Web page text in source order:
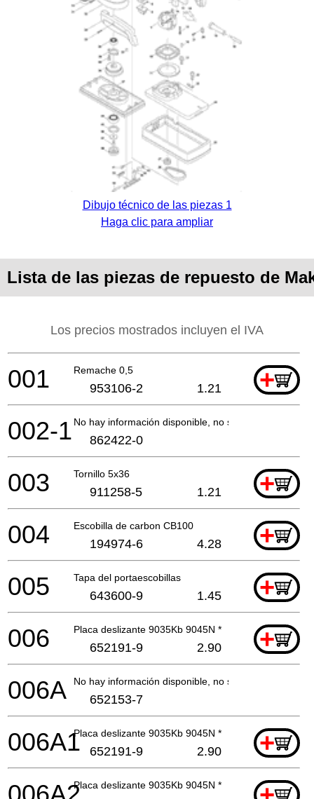
Dibujo técnico de las piezas 1
Haga clic para ampliar
Lista de las piezas de repuesto de
Los precios mostrados incluyen el IVA
Remache 0,5 +
001 953106-2 1.21
No hay información disponible, no se puede pedir
002-1 862422-0
Tornillo 5x36 +
003 911258-5 1.21
Escobilla de carbon CB100 +
004 194974-6 4.28
Tapa del portaescobillas +
005 643600-9 1.45
Placa deslizante 9035Kb 9045N * +
006 652191-9 2.90
No hay información disponible, no se puede pedir
006A 652153-7
Placa deslizante 9035Kb 9045N * +
006A1 652191-9 2.90
Placa deslizante 9035Kb 9045N *